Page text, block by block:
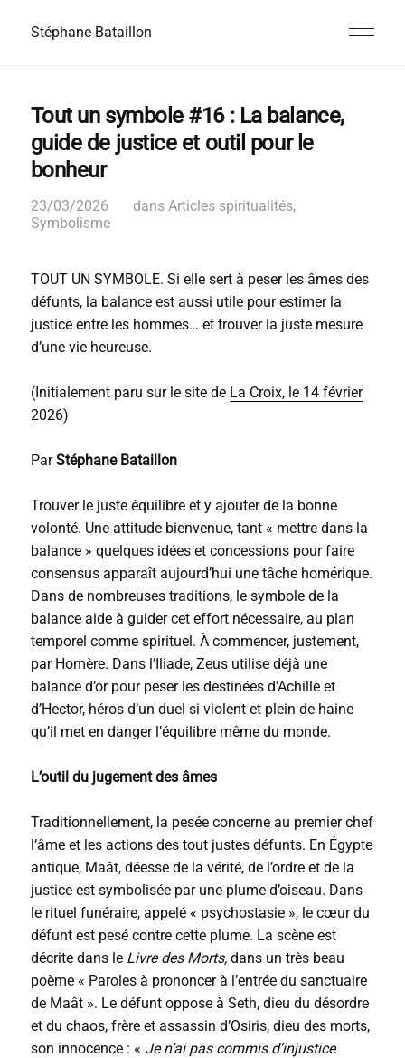
Stéphane Bataillon
Tout un symbole #16 : La balance,
guide de justice et outil pour le
bonheur
23/03/2026 dans Articles spiritualités,
Symbolisme
TOUT UN SYMBOLE. Si elle sert à peser les âmes des
défunts, la balance est aussi utile pour estimer la
justice entre les hommes… et trouver la juste mesure
d’une vie heureuse.
(Initialement paru sur le site de La Croix, le 14 février
2026)
ParStéphane Bataillon
Trouver le juste équilibre et y ajouter de la bonne
volonté. Une attitude bienvenue, tant « mettre dans la
balance » quelques idées et concessions pour faire
consensus apparaît aujourd’hui une tâche homérique.
Dans de nombreuses traditions, le symbole de la
balance aide à guider cet effort nécessaire, au plan
temporel comme spirituel. À commencer, justement,
par Homère. Dans l’Iliade, Zeus utilise déjà une
balance d’or pour peser les destinées d’Achille et
d’Hector, héros d’un duel si violent et plein de haine
qu’il met en danger l’équilibre même du monde.
L’outil du jugement des âmes
Traditionnellement, la pesée concerne au premier chef
l’âme et les actions des tout justes défunts. En Égypte
antique, Maât, déesse de la vérité, de l’ordre et de la
justice est symbolisée par une plume d’oiseau. Dans
le rituel funéraire, appelé « psychostasie », le cœur du
défunt est pesé contre cette plume. La scène est
décrite dans le Livre des Morts,dans un très beau
poème « Paroles à prononcer à l’entrée du sanctuaire
de Maât ». Le défunt oppose à Seth, dieu du désordre
et du chaos, frère et assassin d’Osiris, dieu des morts,
son innocence : « Je n’ai pas commis d’injustice